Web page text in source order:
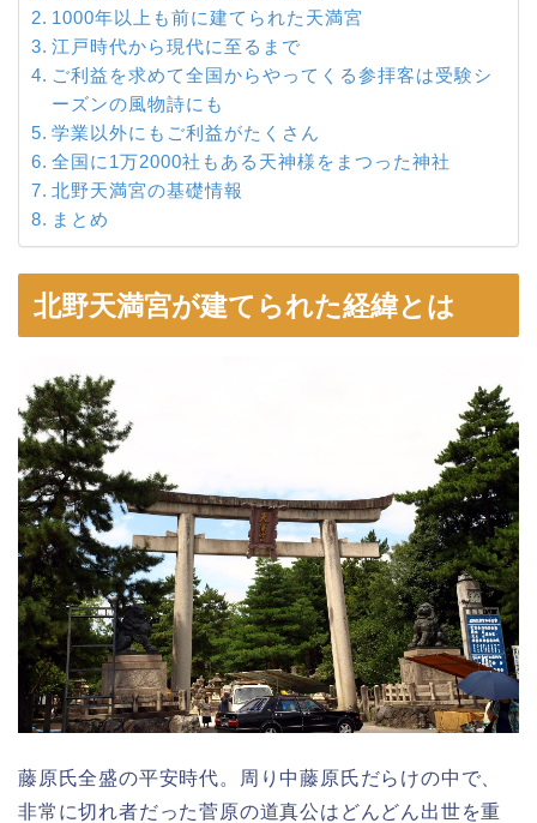
1000年以上も前に建てられた天満宮
江戸時代から現代に至るまで
ご利益を求めて全国からやってくる参拝客は受験シ
ーズンの風物詩にも
学業以外にもご利益がたくさん
全国に1万2000社もある天神様をまつった神社
北野天満宮の基礎情報
まとめ
北野天満宮が建てられた経緯とは
藤原氏全盛の平安時代。周り中藤原氏だらけの中で、
非常に切れ者だった菅原の道真公はどんどん出世を重